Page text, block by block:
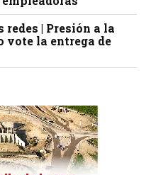
redes | Presión a la
vote la entrega de